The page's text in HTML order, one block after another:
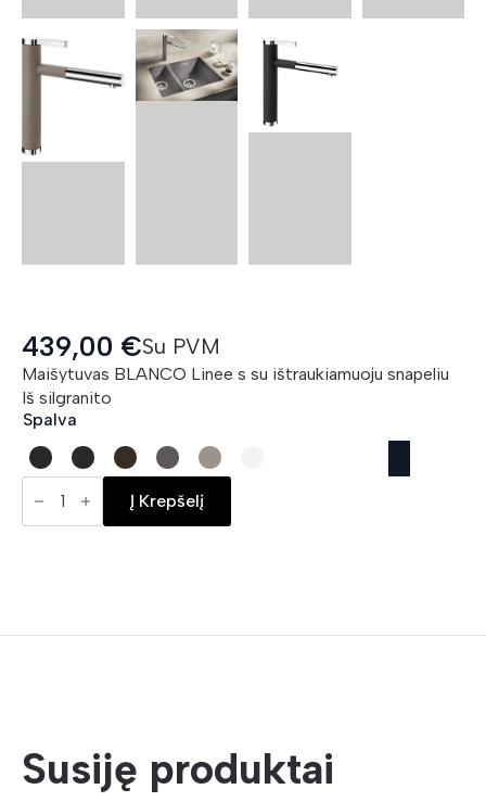
439,00 €Su PVM
Maišytuvas BLANCO Linee s su ištraukiamuoju snapeliu
Iš silgranito
Spalva
BLANCO
Linee
Į Krepšelį
Susiję produktai